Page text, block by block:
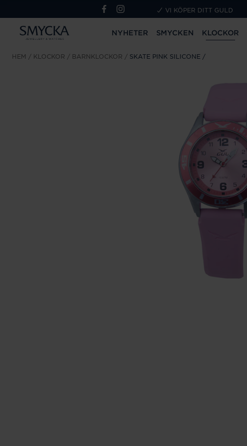
VI KÖPER DITT GULD
NYHETER SMYCKEN KLOCKOR
HEM KLOCKOR BARNKLOCKOR SKATE PINK SILICONE